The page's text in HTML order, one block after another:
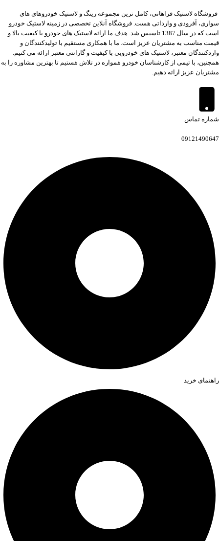
فروشگاه لاستیک فراهانی، کامل ترین مجموعه رینگ و لاستیک خودروهای های
سواری، آفرودی و وارداتی هست. فروشگاه آنلاین تخصصی در زمینه لاستیک خودرو
است که در سال 1387 تاسیس شد. هدف ما ارائه لاستیک های خودرو با کیفیت بالا و
قیمت مناسب به مشتریان عزیز است. ما با همکاری مستقیم با تولیدکنندگان و
واردکنندگان معتبر، لاستیک های خودرویی با کیفیت و گارانتی معتبر ارائه می کنیم.
همچنین، با تیمی از کارشناسان خودرو همواره در تلاش هستیم تا بهترین مشاوره را به
مشتریان عزیز ارائه دهیم.
شماره تماس
09121490647
راهنمای خرید